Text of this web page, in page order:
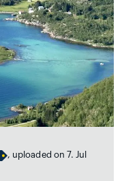
, uploaded on 7. Jul